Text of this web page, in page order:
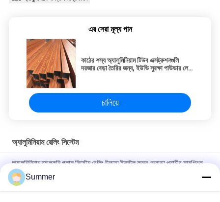
এর সেরা মূল্য পান
কাঠের শস্য অ্যালুমিনিয়াম টিউব এক্সট্রুশনগুলি
দরজার বেড়া তৈরির জন্য, ইউভি সুরক্ষা পাউডার লেপ
চালিয়ে
অ্যালুমিনিয়াম রেলিং সিস্টেম
অ্যালুমিনিয়াম ব্যালকনি গ্লাস সিস্টেম রেলিং উচ্চতা ইনস্টল করুন ভেরান্ডা প্রাচীর সামগ্রিক
নকশা জন্য সামনের বারান্দা টেরেস রেলিং নকশা
স্থাপত্য জন্য anodized ইউ চ্যানেল অ্যালুমিনিয়াম প্রোফাইল গ্লাস রেলিং
Summer